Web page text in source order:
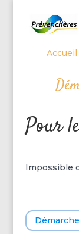
Accueil
Pour
Impossible